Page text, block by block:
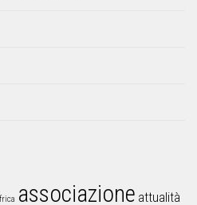
associazione attualità